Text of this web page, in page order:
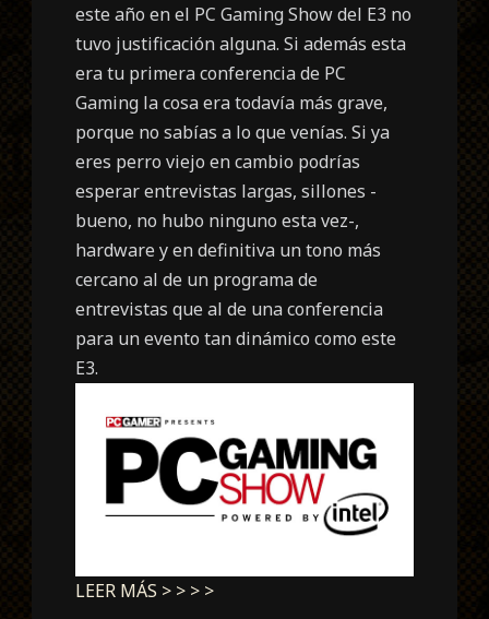
este año en el PC Gaming Show del E3 no
tuvo justificación alguna. Si además esta
era tu primera conferencia de PC
Gaming la cosa era todavía más grave,
porque no sabías a lo que venías. Si ya
eres perro viejo en cambio podrías
esperar entrevistas largas, sillones -
bueno, no hubo ninguno esta vez-,
hardware y en definitiva un tono más
cercano al de un programa de
entrevistas que al de una conferencia
para un evento tan dinámico como este
E3.
LEER MÁS > > > >